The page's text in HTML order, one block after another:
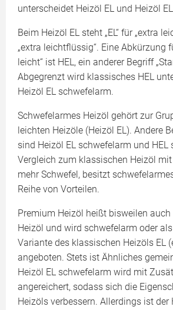
unterscheidet Heizöl EL und Heizöl
Beim Heizöl EL steht „EL“ für „extra
„extra leichtflüssig“. Eine Abkürzung
leicht“ ist HEL, ein anderer Begriff
Abgegrenzt wird klassisches HEL
Heizöl EL schwefelarm.
Schwefelarmes Heizöl gehört zur
leichten Heizöle (Heizöl EL). Andere
sind Heizöl EL schwefelarm und HEL
Vergleich zum klassischen Heizöl
mehr Schwefel, besitzt
Reihe von Vorteilen.
Premium Heizöl heißt bisweilen auch
Heizöl und wird schwefelarm oder
Variante des klassischen Heizöls EL
angeboten. Stets ist Ähnliches
Heizöl EL schwefelarm wird mit
angereichert, sodass sich die
Heizöls verbessern. Allerdings ist der